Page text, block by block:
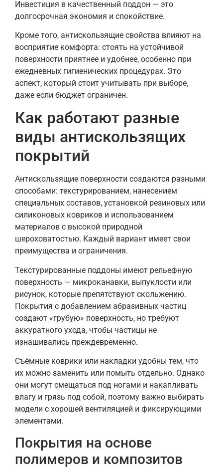
Инвестиция в качественный поддон — это
долгосрочная экономия и спокойствие.
Кроме того, антискользящие свойства влияют на
восприятие комфорта: стоять на устойчивой
поверхности приятнее и удобнее, особенно при
ежедневных гигиенических процедурах. Это
аспект, который стоит учитывать при выборе,
даже если бюджет ограничен.
Как работают разные
виды антискользящих
покрытий
Антискользящие поверхности создаются разными
способами: текстурированием, нанесением
специальных составов, установкой резиновых или
силиконовых ковриков и использованием
материалов с высокой природной
шероховатостью. Каждый вариант имеет свои
преимущества и ограничения.
Текстурированные поддоны имеют рельефную
поверхность — микроканавки, выпуклости или
рисунок, которые препятствуют скольжению.
Покрытия с добавлением абразивных частиц
создают «грубую» поверхность, но требуют
аккуратного ухода, чтобы частицы не
изнашивались преждевременно.
Съёмные коврики или накладки удобны тем, что
их можно заменить или помыть отдельно. Однако
они могут смещаться под ногами и накапливать
влагу и грязь под собой, поэтому важно выбирать
модели с хорошей вентиляцией и фиксирующими
элементами.
Покрытия на основе
полимеров и композитов